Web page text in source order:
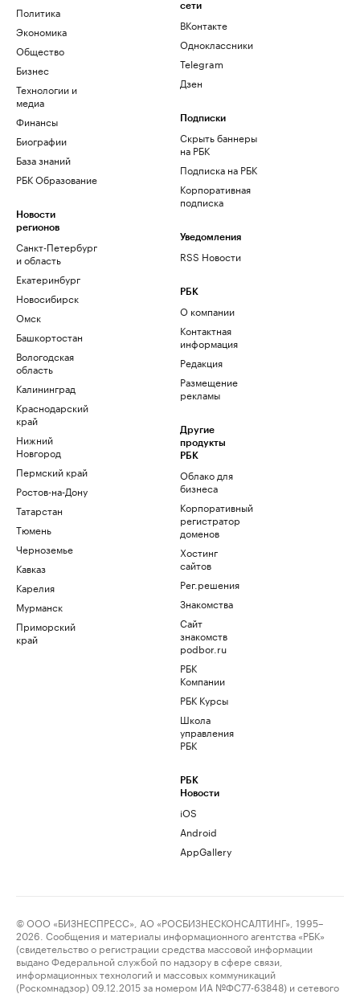
Политика
Экономика
Общество
Бизнес
Технологии и
медиа
Финансы
Биографии
База знаний
РБК Образование
Новости
регионов
Санкт-Петербург
и область
Екатеринбург
Новосибирск
Омск
Башкортостан
Вологодская
область
Калининград
Краснодарский
край
Нижний
Новгород
Пермский край
Ростов-на-Дону
Татарстан
Тюмень
Черноземье
Кавказ
Карелия
Мурманск
Приморский
край
сети
ВКонтакте
Одноклассники
Telegram
Дзен
Подписки
Скрыть баннеры
на РБК
Подписка на РБК
Корпоративная
подписка
Уведомления
RSS Новости
РБК
О компании
Контактная
информация
Редакция
Размещение
рекламы
Другие
продукты
РБК
Облако для
бизнеса
Корпоративный
регистратор
доменов
Хостинг
сайтов
Рег.решения
Знакомства
Сайт
знакомств
podbor.ru
РБК
Компании
РБК Курсы
Школа
управления
РБК
РБК
Новости
iOS
Android
AppGallery
© ООО «БИЗНЕСПРЕСС», АО «РОСБИЗНЕСКОНСАЛТИНГ», 1995–
2026. Сообщения и материалы информационного агентства «РБК»
(свидетельство о регистрации средства массовой информации
выдано Федеральной службой по надзору в сфере связи,
информационных технологий и массовых коммуникаций
(Роскомнадзор) 09.12.2015 за номером ИА №ФС77-63848) и сетевого